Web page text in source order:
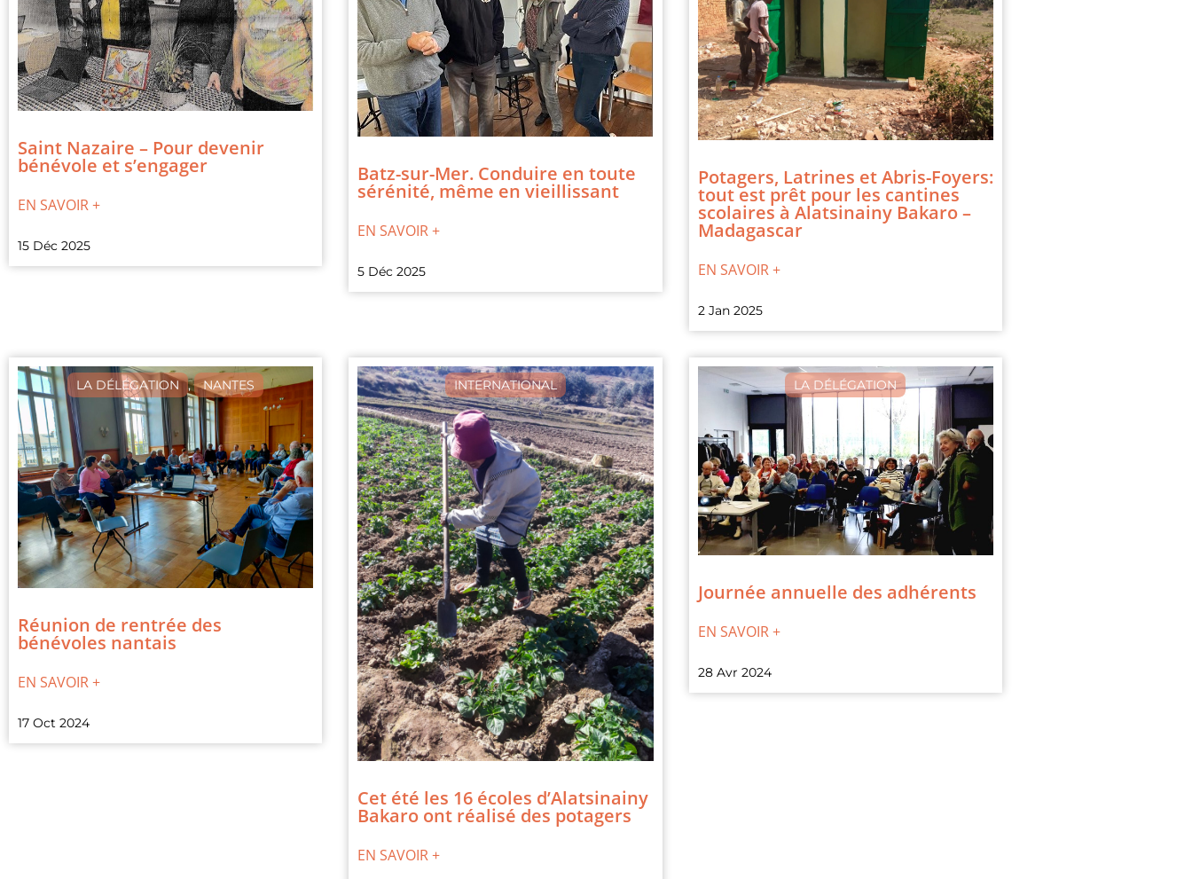
Saint Nazaire – Pour devenir
bénévole et s’engager
EN SAVOIR +
15 Déc 2025
Batz-sur-Mer. Conduire en toute
sérénité, même en vieillissant
EN SAVOIR +
5 Déc 2025
Potagers, Latrines et Abris-Foyers:
tout est prêt pour les cantines
scolaires à Alatsinainy Bakaro –
Madagascar
EN SAVOIR +
2 Jan 2025
LA DÉLÉGATION , NANTES
Réunion de rentrée des
bénévoles nantais
EN SAVOIR +
17 Oct 2024
INTERNATIONAL
Cet été les 16 écoles d’Alatsinainy
Bakaro ont réalisé des potagers
EN SAVOIR +
LA DÉLÉGATION
Journée annuelle des adhérents
EN SAVOIR +
28 Avr 2024